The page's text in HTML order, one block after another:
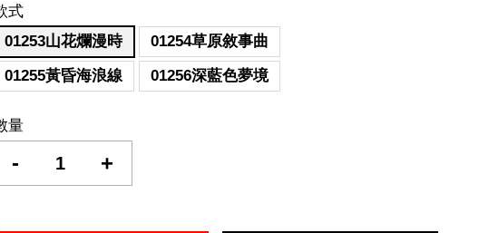
式
01253山花爛漫時
01254草原敘事曲
01255黃昏海浪線
01256深藍色夢境
量
- +